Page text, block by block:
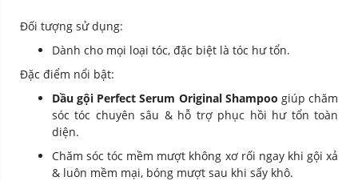
Đối tượng sử dụng:
Dành cho mọi loại tóc, đặc biệt là tóc hư tổn.
Đặc điểm nổi bật:
Dầu gội Perfect Serum Original Shampoo giúp chăm
sóc tóc chuyên sâu & hỗ trợ phục hồi hư tổn toàn
diện.
Chăm sóc tóc mềm mượt không xơ rối ngay khi gội xả
& luôn mềm mại, bóng mượt sau khi sấy khô.